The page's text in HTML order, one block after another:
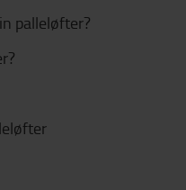
palleløfter?